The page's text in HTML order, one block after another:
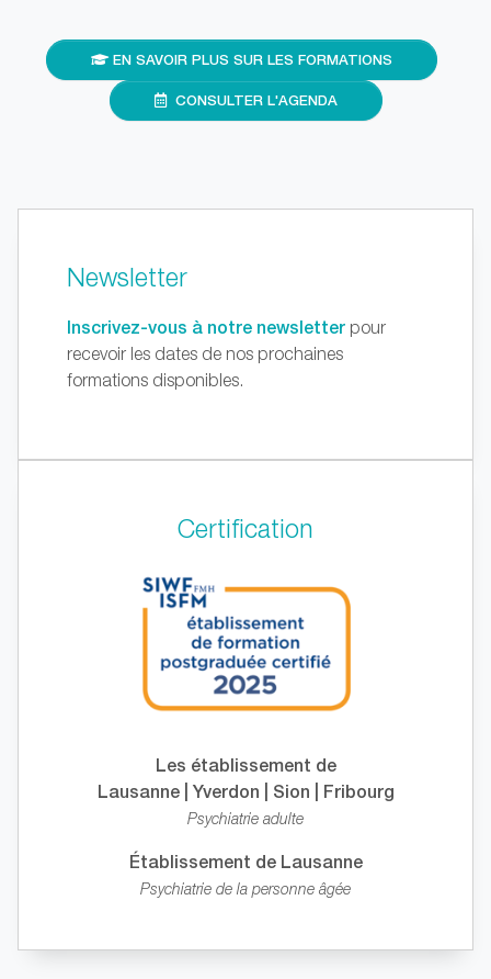
EN SAVOIR PLUS SUR LES FORMATIONS
CONSULTER L'AGENDA
Newsletter
Inscrivez-vous à notre newsletter pour
recevoir les dates de nos prochaines
formations disponibles.
Certification
Les établissement de
Lausanne | Yverdon | Sion | Fribourg
Psychiatrie adulte
Établissement de Lausanne
Psychiatrie de la personne âgée